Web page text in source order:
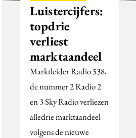
Luistercijfers:
topdrie
verliest
marktaandeel
Marktleider Radio 538,
de nummer 2 Radio 2
en 3 Sky Radio verliezen
alledrie marktaandeel
volgens de nieuwe